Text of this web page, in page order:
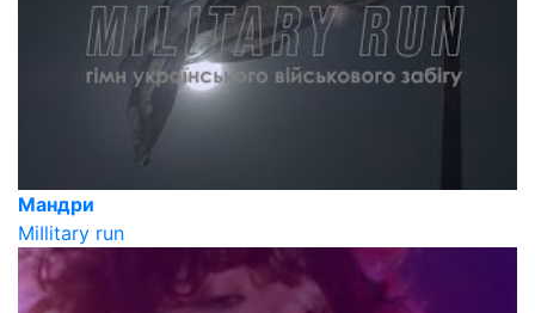
Мандри
MiIlitary run